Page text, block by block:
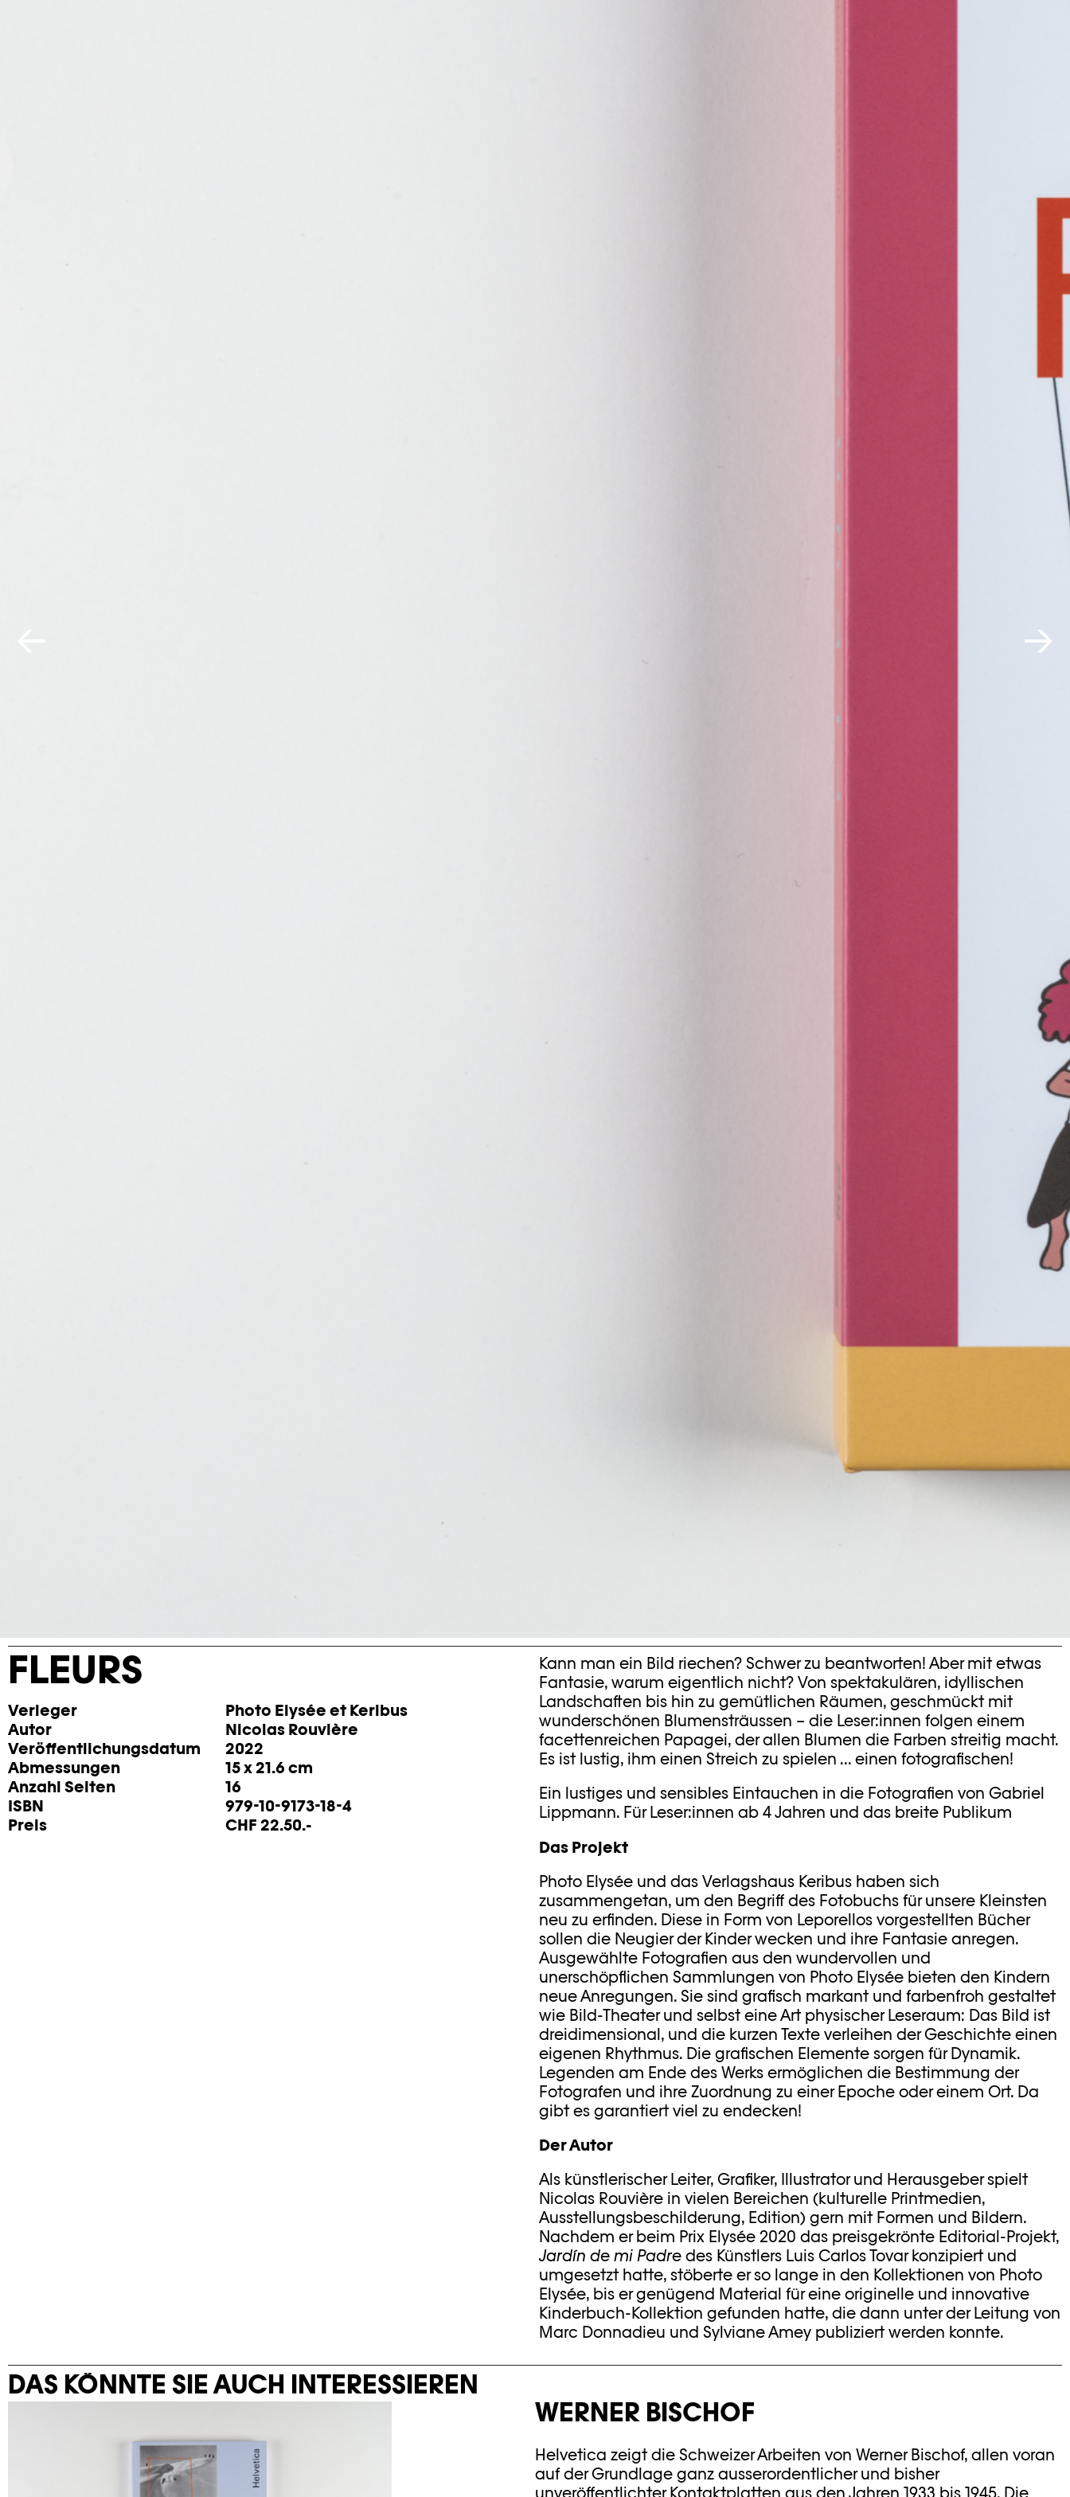
FLEURS
Verleger
Photo Elysée et Keribus
Autor
Nicolas Rouvière
Veröffentlichungsdatum
2022
Abmessungen
15 x 21.6 cm
Anzahl Seiten
16
ISBN
979-10-9173-18-4
Preis
CHF 22.50.-
Kann man ein Bild riechen? Schwer zu beantworten! Aber mit etwas
Fantasie, warum eigentlich nicht? Von spektakulären, idyllischen
Landschaften bis hin zu gemütlichen Räumen, geschmückt mit
wunderschönen Blumensträussen – die Leser:innen folgen einem
facettenreichen Papagei, der allen Blumen die Farben streitig macht.
Es ist lustig, ihm einen Streich zu spielen ... einen fotografischen!
Ein lustiges und sensibles Eintauchen in die Fotografien von Gabriel
Lippmann. Für Leser:innen ab 4 Jahren und das breite Publikum
Das Projekt
Photo Elysée und das Verlagshaus Keribus haben sich
zusammengetan, um den Begriff des Fotobuchs für unsere Kleinsten
neu zu erfinden. Diese in Form von Leporellos vorgestellten Bücher
sollen die Neugier der Kinder wecken und ihre Fantasie anregen.
Ausgewählte Fotografien aus den wundervollen und
unerschöpflichen Sammlungen von Photo Elysée bieten den Kindern
neue Anregungen. Sie sind grafisch markant und farbenfroh gestaltet
wie Bild-Theater und selbst eine Art physischer Leseraum: Das Bild ist
dreidimensional, und die kurzen Texte verleihen der Geschichte einen
eigenen Rhythmus. Die grafischen Elemente sorgen für Dynamik.
Legenden am Ende des Werks ermöglichen die Bestimmung der
Fotografen und ihre Zuordnung zu einer Epoche oder einem Ort. Da
gibt es garantiert viel zu endecken!
Der Autor
Als künstlerischer Leiter, Grafiker, Illustrator und Herausgeber spielt
Nicolas Rouvière in vielen Bereichen (kulturelle Printmedien,
Ausstellungsbeschilderung, Edition) gern mit Formen und Bildern.
Nachdem er beim Prix Elysée 2020 das preisgekrönte Editorial-Projekt,
Jardín de mi Padredes Künstlers Luis Carlos Tovar konzipiert und
umgesetzt hatte, stöberte er so lange in den Kollektionen von Photo
Elysée, bis er genügend Material für eine originelle und innovative
Kinderbuch-Kollektion gefunden hatte, die dann unter der Leitung von
Marc Donnadieu und Sylviane Amey publiziert werden konnte.
DAS KÖNNTE SIE AUCH INTERESSIEREN
WERNER BISCHOF
Helvetica zeigt die Schweizer Arbeiten von Werner Bischof, allen voran
auf der Grundlage ganz ausserordentlicher und bisher
unveröffentlichter Kontaktplatten aus den Jahren 1933 bis 1945. Die